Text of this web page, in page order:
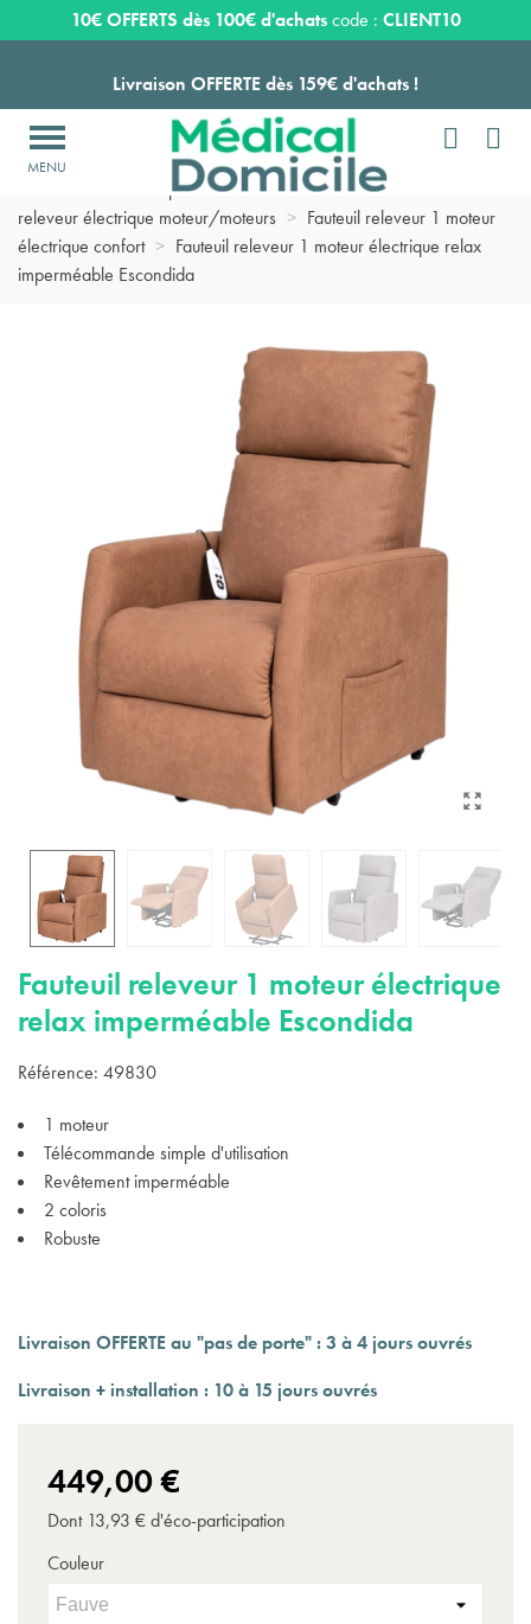
Matériel pour chambre de malade domicile
releveur électrique moteur/moteurs > Fauteuil releveur 1 moteur
électrique confort > Fauteuil releveur 1 moteur électrique relax
imperméable Escondida
Fauteuil releveur 1 moteur électrique
relax imperméable Escondida
Référence: 49830
1 moteur
Télécommande simple d'utilisation
Revêtement imperméable
2 coloris
Robuste
Livraison OFFERTE au "pas de porte" : 3 à 4 jours ouvrés
Livraison + installation : 10 à 15 jours ouvrés
449,00 €
Dont 13,93 € d'éco-participation
Couleur
10€ OFFERTS dès 100€ d'achatscode : CLIENT10
Livraison OFFERTE dès 159€ d'achats !
Payez en 3 ou 4 fois SANS FRAIS à partir de 100
Expédition sous 24 à 48 heures ouvrées*
Livraison OFFERTE dès 159€ d'achats !
Payez en 3 ou 4 fois SANS FRAIS à partir de 100
Expédition sous 24 à 48 heures ouvrées*

